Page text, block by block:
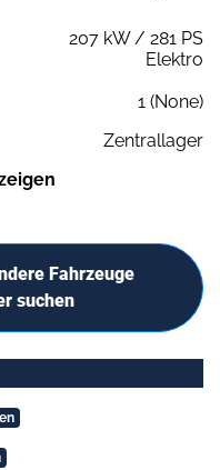
207 kW / 281 PS
Elektro
1 (None)
Zentrallager
Fahrzeuge
suchen